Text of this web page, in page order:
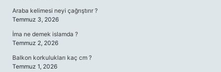
Araba kelimesi neyi çağrıştırır ?
Temmuz 3, 2026
İma ne demek islamda ?
Temmuz 2, 2026
Balkon korkulukları kaç cm ?
Temmuz 1, 2026